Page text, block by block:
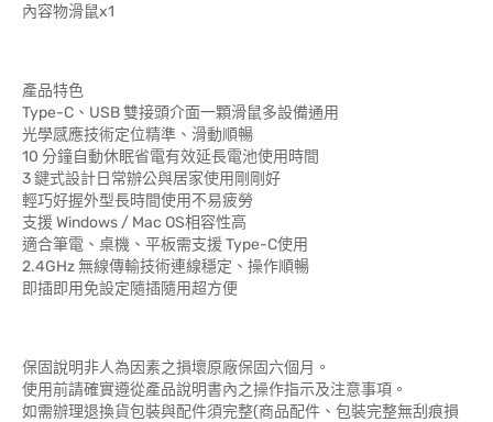
內容物滑鼠x1
產品特色
Type-C、USB 雙接頭介面一顆滑鼠多設備通用
光學感應技術定位精準、滑動順暢
10 分鐘自動休眠省電有效延長電池使用時間
3 鍵式設計日常辦公與居家使用剛剛好
輕巧好握外型長時間使用不易疲勞
支援 Windows / Mac OS相容性高
適合筆電、桌機、平板需支援 Type-C使用
2.4GHz 無線傳輸技術連線穩定、操作順暢
即插即用免設定隨插隨用超方便
保固說明非人為因素之損壞原廠保固六個月。
使用前請確實遵從產品說明書內之操作指示及注意事項。
如需辦理退換貨包裝與配件須完整(商品配件、包裝完整無刮痕損